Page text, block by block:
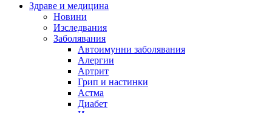
Здраве и медицина
Новини
Изследвания
Заболявания
Автоимунни заболявания
Алергии
Артрит
Грип и настинки
Астма
Диабет